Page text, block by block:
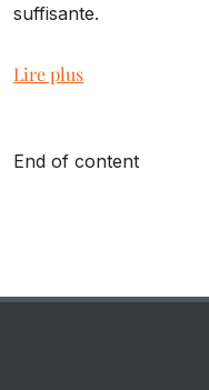
suffisante.
Lire plus
End of content